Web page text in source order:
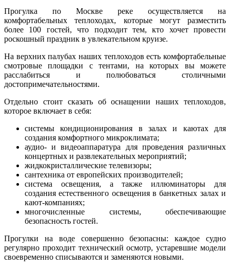
Прогулка по Москве реке осуществляется на
комфортабельных теплоходах, которые могут разместить
более 100 гостей, что подходит тем, кто хочет провести
роскошный праздник в увлекательном круизе.
На верхних палубах наших теплоходов есть комфортабельные
смотровые площадки с тентами, на которых вы можете
расслабиться и полюбоваться столичными
достопримечательностями.
Отдельно стоит сказать об оснащении наших теплоходов,
которое включает в себя:
системы кондиционирования в залах и каютах для
создания комфортного микроклимата;
аудио- и видеоаппаратура для проведения различных
концертных и развлекательных мероприятий;
жидкокристаллические телевизоры;
сантехника от европейских производителей;
система освещения, а также иллюминаторы для
создания естественного освещения в банкетных залах и
кают-компаниях;
многочисленные системы, обеспечивающие
безопасность гостей.
Прогулки на воде совершенно безопасны: каждое судно
регулярно проходит технический осмотр, устаревшие модели
своевременно списываются и заменяются новыми.